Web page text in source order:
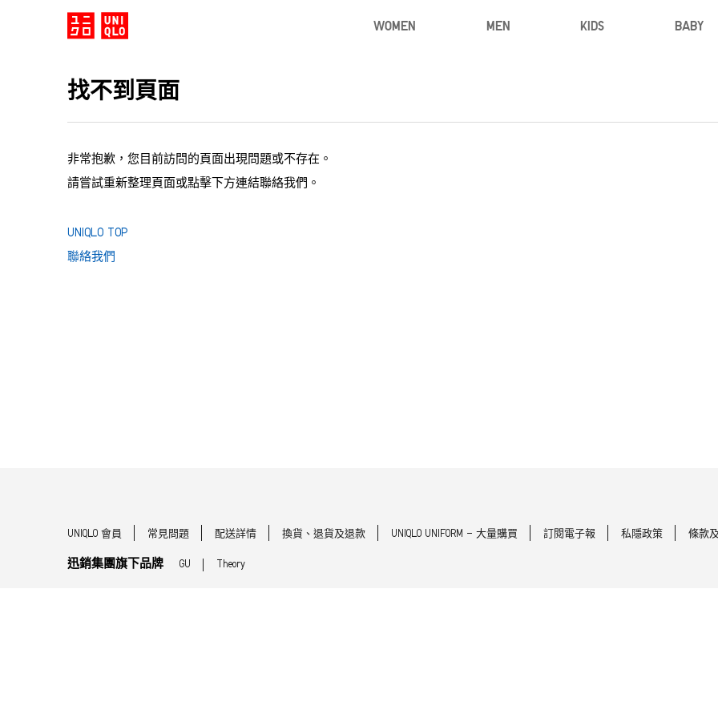
WOMEN MEN KIDS BABY
找不到頁面
非常抱歉，您目前訪問的頁面出現問題或不存在。
請嘗試重新整理頁面或點擊下方連結聯絡我們。
UNIQLO TOP
聯絡我們
UNIQLO 會員 常見問題 配送詳情 換貨、退貨及退款 UNIQLO UNIFORM - 大量購買 訂閱電子報 私隱政策 條款
迅銷集團旗下品牌 GU Theory